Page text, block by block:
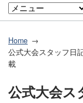
Home
公式大会スタッフ日
載
公式大会ス